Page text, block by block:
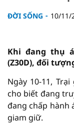
ĐỜI SỐNG 10/11/
Khi đang thụ
(Z30D), đối
Ngày 10-11,
cho biết đang
đang chấp hành
giam giữ.